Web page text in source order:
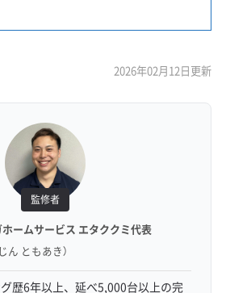
2026年02月12日更新
監修者
ームサービス エタククミ代表
ん ともあき）
歴6年以上、延べ5,000台以上の完